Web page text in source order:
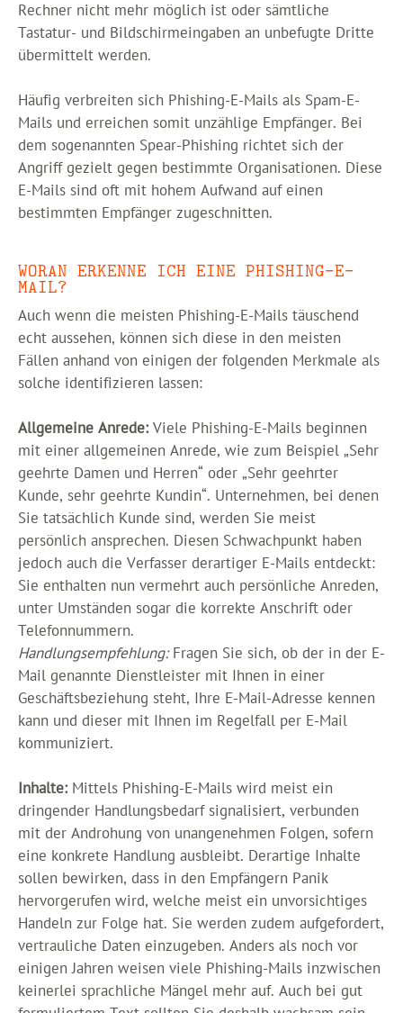
Rechner nicht mehr möglich ist oder sämtliche
Tastatur- und Bildschirmeingaben an unbefugte Dritte
übermittelt werden.
Häufig verbreiten sich Phishing-E-Mails als Spam-E-
Mails und erreichen somit unzählige Empfänger. Bei
dem sogenannten Spear-Phishing richtet sich der
Angriff gezielt gegen bestimmte Organisationen. Diese
E-Mails sind oft mit hohem Aufwand auf einen
bestimmten Empfänger zugeschnitten.
WORAN ERKENNE ICH EINE PHISHING-E-
MAIL?
Auch wenn die meisten Phishing-E-Mails täuschend
echt aussehen, können sich diese in den meisten
Fällen anhand von einigen der folgenden Merkmale als
solche identifizieren lassen:
Allgemeine Anrede:Viele Phishing-E-Mails beginnen
mit einer allgemeinen Anrede, wie zum Beispiel „Sehr
geehrte Damen und Herren“ oder „Sehr geehrter
Kunde, sehr geehrte Kundin“. Unternehmen, bei denen
Sie tatsächlich Kunde sind, werden Sie meist
persönlich ansprechen. Diesen Schwachpunkt haben
jedoch auch die Verfasser derartiger E-Mails entdeckt:
Sie enthalten nun vermehrt auch persönliche Anreden,
unter Umständen sogar die korrekte Anschrift oder
Telefonnummern.
Handlungsempfehlung:Fragen Sie sich, ob der in der E-
Mail genannte Dienstleister mit Ihnen in einer
Geschäftsbeziehung steht, Ihre E-Mail-Adresse kennen
kann und dieser mit Ihnen im Regelfall per E-Mail
kommuniziert.
Inhalte:Mittels Phishing-E-Mails wird meist ein
dringender Handlungsbedarf signalisiert, verbunden
mit der Androhung von unangenehmen Folgen, sofern
eine konkrete Handlung ausbleibt. Derartige Inhalte
sollen bewirken, dass in den Empfängern Panik
hervorgerufen wird, welche meist ein unvorsichtiges
Handeln zur Folge hat. Sie werden zudem aufgefordert,
vertrauliche Daten einzugeben. Anders als noch vor
einigen Jahren weisen viele Phishing-Mails inzwischen
keinerlei sprachliche Mängel mehr auf. Auch bei gut